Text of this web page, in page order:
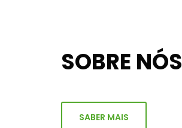
SOBRE NÓS
SABER MAIS